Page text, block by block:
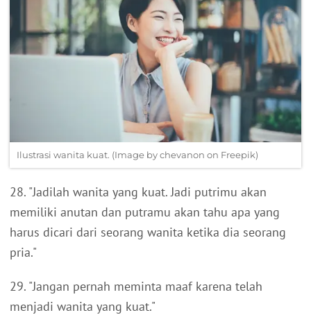
Ilustrasi wanita kuat. (Image by chevanon on Freepik)
28. "Jadilah wanita yang kuat. Jadi putrimu akan
memiliki anutan dan putramu akan tahu apa yang
harus dicari dari seorang wanita ketika dia seorang
pria."
29. "Jangan pernah meminta maaf karena telah
menjadi wanita yang kuat."